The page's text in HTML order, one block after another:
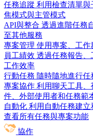
任務追蹤 利用檢查清單與
焦模式與主管模式
API與整合 透過進階任務
至其他服務
專案管理 使用專案、工作
員工績效 透過任務報告、
工作效率
行動任務 隨時隨地進行
專案協作 利用聊天工具、
件、外部使用者和任務範
自動化 利用自動任務建立
查看所有任務與專案功能
協作